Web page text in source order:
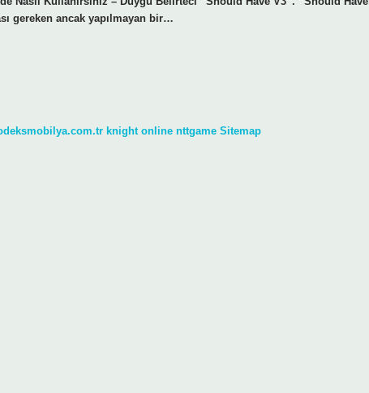
gereken ancak yapılmayan bir…
knight online nttgame Sitemap